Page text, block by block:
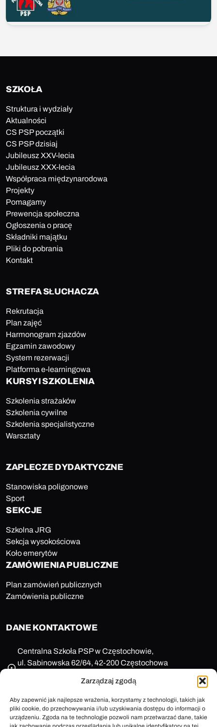
Zarządzaj zgodą
Aby zapewnić jak najlepsze wrażenia, korzystamy z technologii, takich jak
pliki cookie, do przechowywania i/lub uzyskiwania dostępu do informacji o
urządzeniu. Zgoda na te technologie pozwoli nam przetwarzać dane, takie
SZKOŁA
Struktura i wydziały
Aktualności
CS PSP początki
CS PSP dzisiaj
Jubileusz XXV-lecia
Jubileusz XXX-lecia
Współpraca międzynarodowa
Projekty
Pomagamy
Prewencja społeczna
Ogłoszenia o pracę
Składniki majątku
Pliki do pobrania
Kontakt
STREFA SŁUCHACZA
Rekrutacja
Plan zajęć
Harmonogram zjazdów
Egzamin zawodowy
System rezerwacji
Platforma e-learningowa
KURSY I SZKOLENIA
Szkolenia strażaków
Szkolenia cywilne
Szkolenia specjalistyczne
Warsztaty
ZAPLECZE DYDAKTYCZNE
Stanowiska poligonowe
Sport
SEKCJE
Szkolna JRG
Sekcja wysokościowa
Koło emerytów
ZAMÓWIENIA PUBLICZNE
Plan zamówień publicznych
Zamówienia publiczne
DANE KONTAKTOWE
Centralna Szkoła PSP w Częstochowie,
ul. Sabinowska 62/64, 42-200 Częstochowa
REGON: 150123657
+48 47 85 86 100
sekretariat@cspsp.pl
e-Doręczenia: AE:PL-58509-25720-ARFRA-30